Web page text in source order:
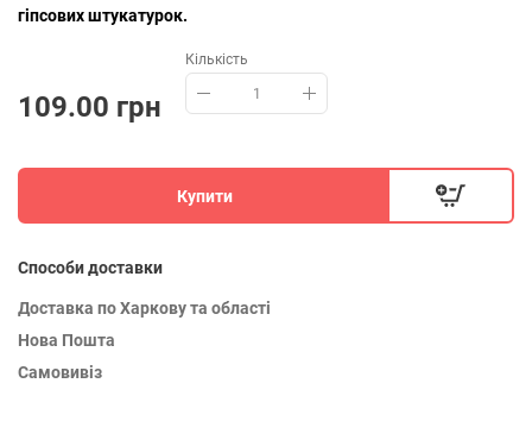
гіпсових штукатурок.
109.00 грн
Кількість
Купити
Способи доставки
Доставка по Харкову та області
Нова Пошта
Самовивіз